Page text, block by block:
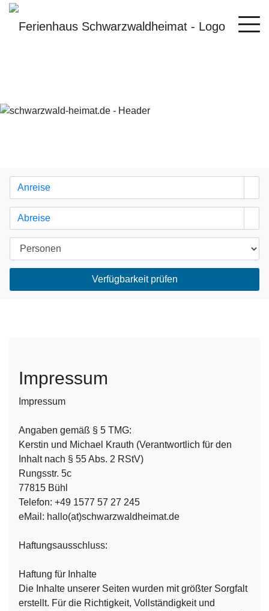
Verfügbarkeit prüfen
Impressum
Impressum
Angaben gemäß § 5 TMG:
Kerstin und Michael Krauth (Verantwortlich für den
Inhalt nach § 55 Abs. 2 RStV)
Rungsstr. 5c
77815 Bühl
Telefon: +49 1577 57 27 245
eMail: hallo(at)schwarzwaldheimat.de
Haftungsausschluss:
Haftung für Inhalte
Die Inhalte unserer Seiten wurden mit größter Sorgfalt
erstellt. Für die Richtigkeit, Vollständigkeit und